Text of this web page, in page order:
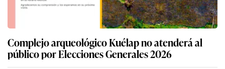
Complejo arqueológico Kuélap no atenderá al
público por Elecciones Generales 2026